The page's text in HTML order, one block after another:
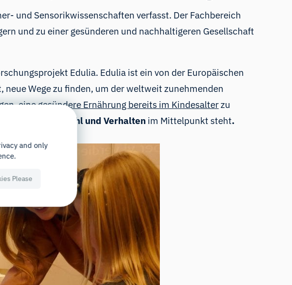
und Sensorikwissenschaften verfasst. Der Fachbereich
und zu einer gesünderen und nachhaltigeren Gesellschaft
Edulia. Edulia ist ein von der Europäischen
Wege zu finden, um der weltweit zunehmenden
einegesündere Ernährung bereits im Kindesalterzu
und Verhalten im Mittelpunkt steht.
and only
Please